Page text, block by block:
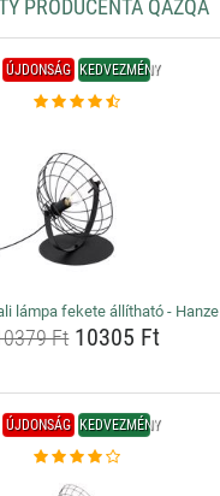
PRODUCENTA QAZQA
ÚJDONSÁG KEDVEZMÉNY
lámpa fekete állítható - Hanze
Ft10305 Ft
ÚJDONSÁG KEDVEZMÉNY